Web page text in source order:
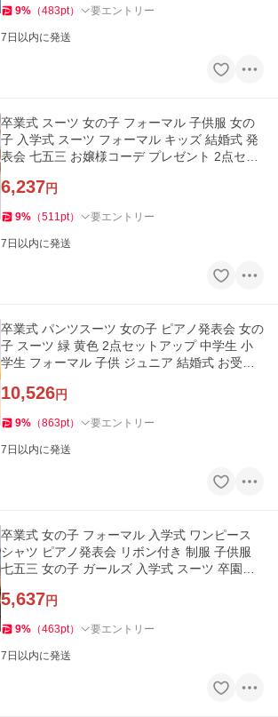
9% （483pt） 要エントリー
7日以内に発送
卒業式 スーツ 女の子 フォーマル 子供服 女の
子 入学式 スーツ フォーマル キッズ 結婚式 発
表会 七五三 お嬢様コーデ プレゼント 2点セッ
6,237円
9% （511pt） 要エントリー
7日以内に発送
卒業式 パンツスーツ 女の子 ピアノ発表会 女の
子 スーツ 緑 黄色 2点セットアップ 中学生 小
学生 フォーマル 子供 ジュニア 結婚式 お受験
10,526円
9% （863pt） 要エントリー
7日以内に発送
卒業式 女の子 フォーマル 入学式 ワンピース
シャツ ピアノ発表会 リボン付き 制服 子供服
七五三 女の子 ガールズ 入学式 スーツ 卒園式
5,637円
9% （463pt） 要エントリー
7日以内に発送